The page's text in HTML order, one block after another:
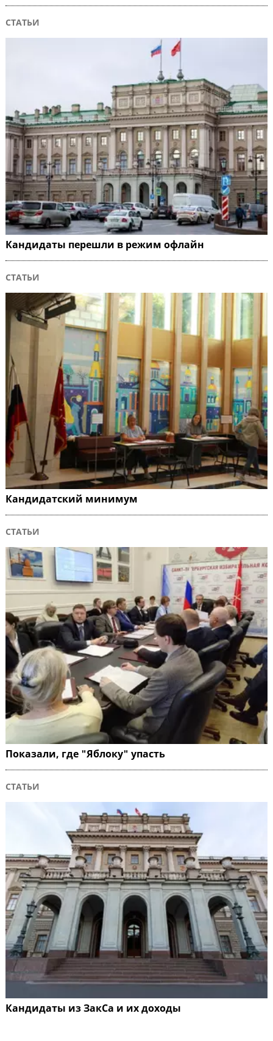
СТАТЬИ
Кандидаты перешли в режим офлайн
СТАТЬИ
Кандидатский минимум
СТАТЬИ
Показали, где "Яблоку" упасть
СТАТЬИ
Кандидаты из ЗакСа и их доходы